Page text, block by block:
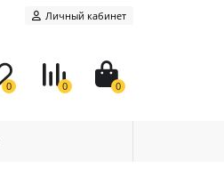
Личный кабинет
0 0 0